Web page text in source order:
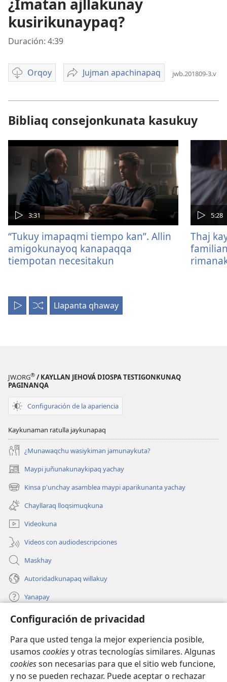
Configuración de privacidad
Para que usted tenga la mejor experiencia posible,
usamos cookiesy otras tecnologías similares. Algunas
cookiesson necesarias para que el sitio web funcione,
y no se pueden rechazar. Puede aceptar o rechazar
¿Imatan ajllakunay
kusirikunaypaq?
Duración: 4:39
Orqoy
Opciones
descarga
de
video
Jujman apachinapaq
¿Imatan
kusirikunaypaq?
jwb.201809-3.v
Bibliaq consejonkunata kasukuy
3:31
“Tukuy imapaqmi tiempo kan”. Allin
amigokunayoq kanapaqqa
tiempotan necesitakun
5:28
Thaj
LlapantaMana
Llapanta qhaway
JW.ORG® / KAYLLAN JEHOVÁ DIOSPA TESTIGONKUNAQ
PAGINANQA
Configuración de la apariencia
Kaykunaman ratulla jaykunapaq
¿Munawaqchu wasiykiman jamunaykuta?
Maypi juñunakunaykipaq yachay
(abre
una
nueva
ventana)
Kinsa p'unchay asamblea maypi aparikunanta yachay
(abre
una
nueva
ventana)
Chayllaraq lloqsimuqkuna
Videokuna
Videos con audiodescripciones
Maskhay
Autoridadkunapaq willakuy
Yanapay
Donacionta churanapaq
una
ventana)
INTERNETPI QELQANCHISKUNA Watchtower™
(abre
una
nueva JW Hub
(abre